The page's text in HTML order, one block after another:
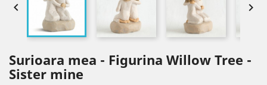
 
Surioara mea - Figurina Willow Tree -
Sister mine